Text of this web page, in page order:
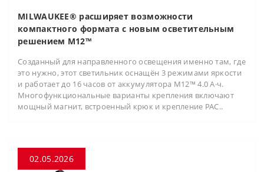
MILWAUKEE® расширяет возможности
компактного формата с новым осветительным
решением M12™
Созданный для направленного освещения именно там, где
это нужно, этот светильник оснащён 3 режимами яркости
и работает до 16 часов от аккумулятора M12™ 4.0 А·ч.
Многофункциональные варианты крепления включают
мощный магнит, встроенный крюк и крепление PAC..
02.05.2026